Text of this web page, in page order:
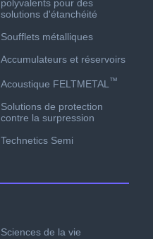
polyvalents pour des
solutions d'étanchéité
Soufflets métalliques
Accumulateurs et réservoirs
Acoustique FELTMETAL™
Solutions de protection
contre la surpression
Technetics Semi
Sciences de la vie